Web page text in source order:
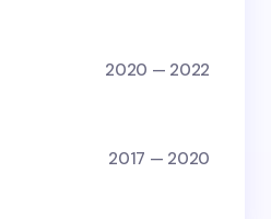
2020 — 2022
2017 — 2020